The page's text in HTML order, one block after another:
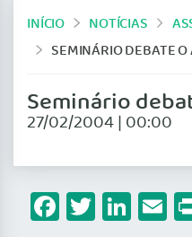
INÍCIO NOTÍCIAS
SEMINÁRIO DEBATE O
Seminário
27/02/2004 | 00:00
Facebook
Twitter